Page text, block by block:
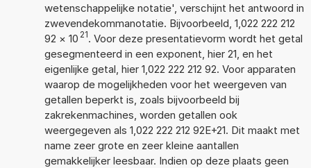
wetenschappelijke notatie', verschijnt het antwoord in
zwevendekommanotatie. Bijvoorbeeld, 1,022 222 212
92 × 10 21. Voor deze presentatievorm wordt het getal
gesegmenteerd in een exponent, hier 21, en het
eigenlijke getal, hier 1,022 222 212 92. Voor apparaten
waarop de mogelijkheden voor het weergeven van
getallen beperkt is, zoals bijvoorbeeld bij
zakrekenmachines, worden getallen ook
weergegeven als 1,022 222 212 92E+21. Dit maakt met
name zeer grote en zeer kleine aantallen
gemakkelijker leesbaar. Indien op deze plaats geen